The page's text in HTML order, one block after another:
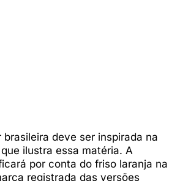
brasileira deve ser inspirada na
ilustra essa matéria. A
por conta do friso laranja na
registrada das versões